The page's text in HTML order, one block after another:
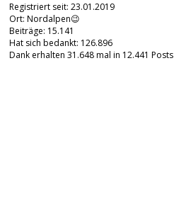
Registriert seit: 23.01.2019
Ort: Nordalpen😉
Beiträge: 15.141
Hat sich bedankt: 126.896
Dank erhalten 31.648 mal in 12.441 Posts